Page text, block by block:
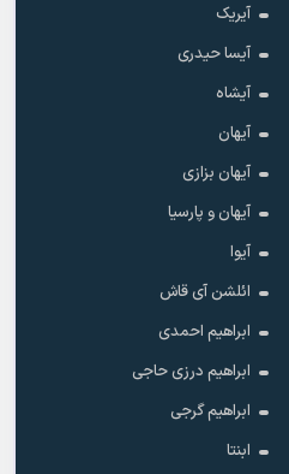
آیریک
آیسا حیدری
آیشاه
آیهان
آیهان بزازی
آیهان و پارسیا
آیوا
ائلشن آی قاش
ابراهیم احمدی
ابراهیم درزی حاجی
ابراهیم گرجی
ابنتا